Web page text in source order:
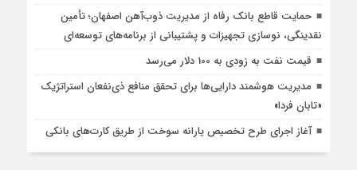
حمایت قاطع بانک رفاه از مدیریت ذوب‌آهن اصفهان؛ تأمین
نقدینگی، نوسازی تجهیزات و پشتیبانی از برنامه‌های توسعه‌ای
قیمت نفت به زودی به 100 دلار می‌رسد
مدیریت هوشمند دارایی‌ها برای تحقق منافع ذی‌نفعان استراتژیک
«تابان فردا»
آغاز اجرای طرح تخصیص یارانه سوخت از طریق کارت‌های بانکی